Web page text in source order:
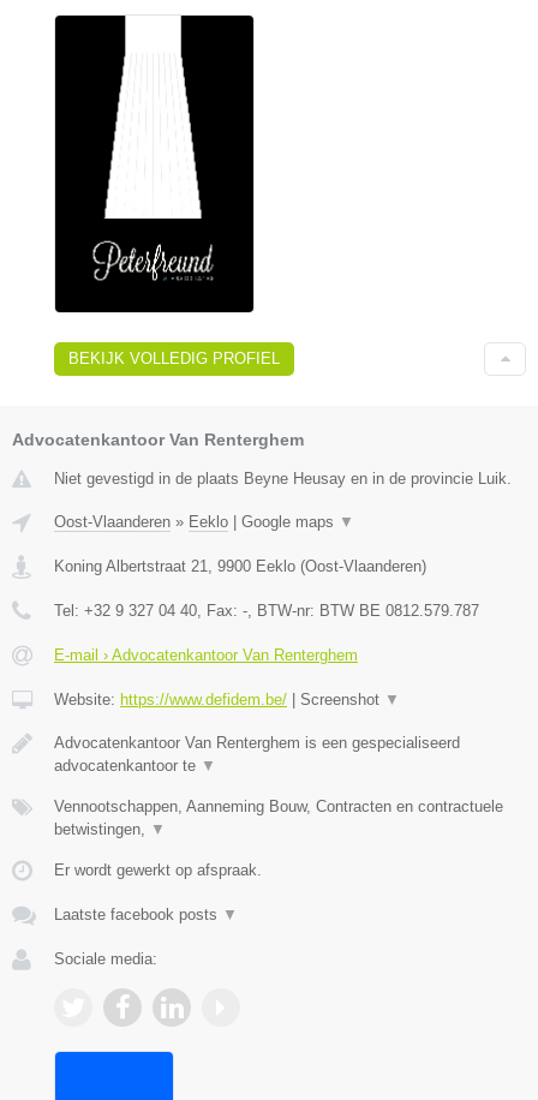
BEKIJK VOLLEDIG PROFIEL
Advocatenkantoor Van Renterghem
Niet gevestigd in de plaats Beyne Heusay en in de provincie Luik.
Oost-Vlaanderen » Eeklo Google maps ▼
Koning Albertstraat 21, 9900 Eeklo (Oost-Vlaanderen)
Tel: +32 9 327 04 40, Fax: -, BTW-nr: BTW BE 0812.579.787
E-mail › Advocatenkantoor Van Renterghem
Website: https://www.defidem.be/ Screenshot ▼
Advocatenkantoor Van Renterghem is een gespecialiseerd
advocatenkantoor te ▼
Vennootschappen, Aanneming Bouw, Contracten en contractuele
betwistingen, ▼
Er wordt gewerkt op afspraak.
Laatste facebook posts ▼
Sociale media: